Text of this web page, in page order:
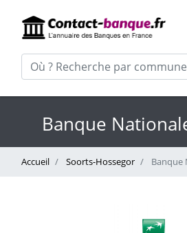
Banque
Accueil Soorts-Hossegor Banque